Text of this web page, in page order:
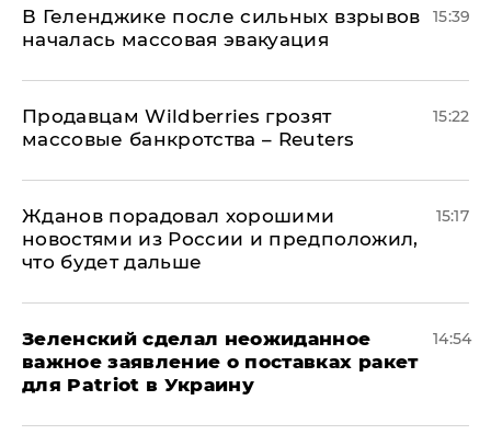
В Геленджике после сильных взрывов
началась массовая эвакуация
15:39
Продавцам Wildberries грозят
массовые банкротства – Reuters
15:22
Жданов порадовал хорошими
новостями из России и предположил,
что будет дальше
15:17
Зеленский сделал неожиданное
важное заявление о поставках ракет
для Patriot в Украину
14:54